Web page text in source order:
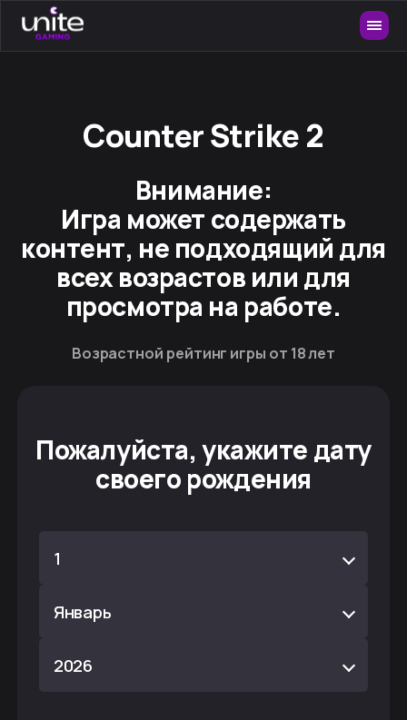
Counter Strike 2
Внимание:
Игра может содержать
контент, не подходящий для
всех возрастов или для
просмотра на работе.
Возрастной рейтинг игры от 18 лет
Пожалуйста, укажите дату
своего рождения
1
Январь
2026